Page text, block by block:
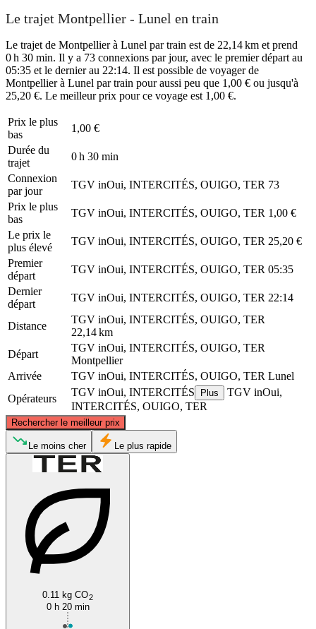
Le trajet Montpellier - Lunel en train
Le trajet de Montpellier à Lunel par train est de 22,14 km et prend
0 h 30 min. Il y a 73 connexions par jour, avec le premier départ au
05:35 et le dernier au 22:14. Il est possible de voyager de
Montpellier à Lunel par train pour aussi peu que 1,00 € ou jusqu'à
25,20 €. Le meilleur prix pour ce voyage est 1,00 €.
Prix ​​le plus
bas
1,00 €
Durée du
trajet
0 h 30 min
Connexion
par jour
TGV inOui, INTERCITÉS, OUIGO, TER 73
Prix ​​le plus
bas
TGV inOui, INTERCITÉS, OUIGO, TER 1,00 €
Le prix le
plus élevé
TGV inOui, INTERCITÉS, OUIGO, TER 25,20 €
Premier
départ
TGV inOui, INTERCITÉS, OUIGO, TER 05:35
Dernier
départ
TGV inOui, INTERCITÉS, OUIGO, TER 22:14
Distance
TGV inOui, INTERCITÉS, OUIGO, TER
22,14 km
Départ
TGV inOui, INTERCITÉS, OUIGO, TER
Montpellier
Arrivée
TGV inOui, INTERCITÉS, OUIGO, TER Lunel
Opérateurs
TGV inOui, INTERCITÉS Plus
TGV inOui,
INTERCITÉS, OUIGO, TER
Rechercher le meilleur prix
Montpellier
©CARTO, ©OpenStreetMap
Le moins cher Le plus rapide
0.11 kg CO2
0 h 20 min